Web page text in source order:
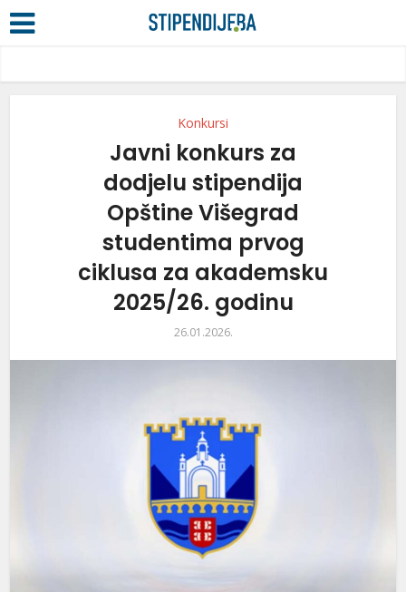
Konkursi
Javni konkurs za
dodjelu stipendija
Opštine Višegrad
studentima prvog
ciklusa za akademsku
2025/26. godinu
26.01.2026.